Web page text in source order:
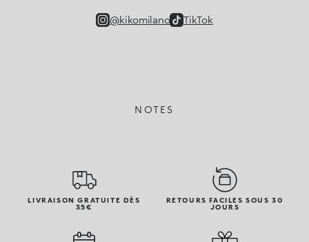
@kikomilano TikTok
NOTES
LIVRAISON GRATUITE DÈS
35€
RETOURS FACILES SOUS 30
JOURS